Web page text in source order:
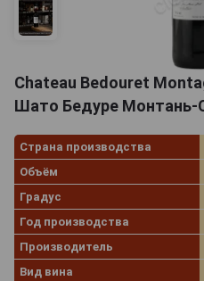
Chateau Bedouret
Шато Бедуре Монтань-
Страна производства
Объём
Градус
Год производства
Производитель
Вид вина